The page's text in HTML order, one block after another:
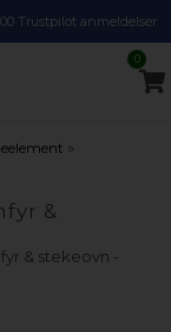
Trustpilot anmeldelser
0
»
&
& stekeovn -